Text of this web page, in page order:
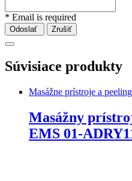
* Email is required
Odoslať Zrušiť
Súvisiace produkty
Masážne prístroje a peeling
Masážny
EMS 01-